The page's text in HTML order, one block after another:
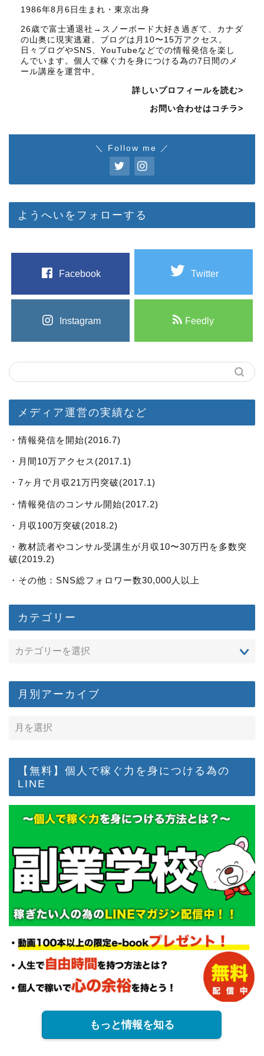
1986年8月6日生まれ・東京出身
26歳で富士通退社→スノーボード大好き過ぎて、カナダ
の山奥に現実逃避。ブログは月10〜15万アクセス。
日々ブログやSNS、YouTubeなどでの情報発信を楽し
んでいます。個人で稼ぐ力を身につける為の7日間のメ
ール講座を運営中。
詳しいプロフィールを読む>
お問い合わせはコチラ>
＼ Follow me ／
ようへいをフォローする
Facebook Twitter
Instagram Feedly
メディア運営の実績など
・情報発信を開始(2016.7)
・月間10万アクセス(2017.1)
・7ヶ月で月収21万円突破(2017.1)
・情報発信のコンサル開始(2017.2)
・月収100万突破(2018.2)
・教材読者やコンサル受講生が月収10〜30万円を多数突
破(2019.2)
・その他：SNS総フォロワー数30,000人以上
カテゴリー
月別アーカイブ
【無料】個人で稼ぐ力を身につける為の
LINE
もっと情報を知る